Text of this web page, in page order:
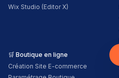
Wix Studio (Editor X)
🛒 Boutique en ligne
Création Site E-commerce